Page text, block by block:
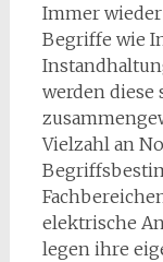
Immer
Begriffe wie
werden diese
Vielzahl an
elektrische
legen ihre